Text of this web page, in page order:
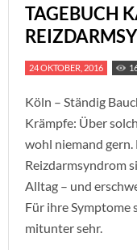
TAGEBUCH
24 OKTOBER, 2016
Köln – Ständig
Krämpfe: Über
wohl niemand
Reizdarmsyndrom
Alltag – und
Für ihre Symptome
mitunter sehr.